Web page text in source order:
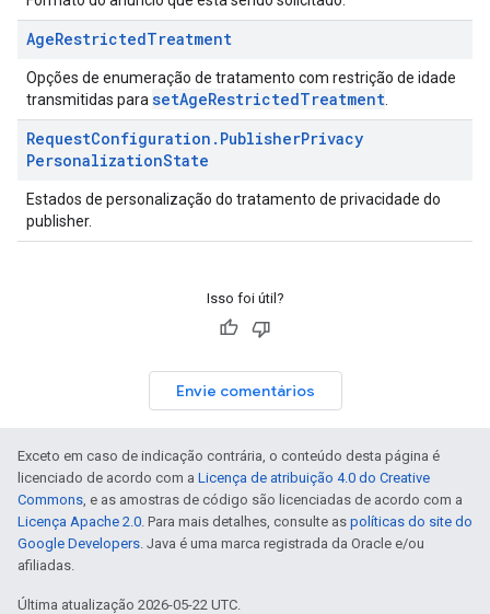
AgeRestrictedTreatment
Opções de enumeração de tratamento com restrição de idade
transmitidas para setAgeRestrictedTreatment
RequestConfiguration . PublisherPrivacy
PersonalizationState
Estados de personalização do tratamento de privacidade do
publisher.
Isso foi útil?
Envie comentários
Exceto em caso de indicação contrária, o conteúdo desta página é
licenciado de acordo com a Licença de atribuição 4.0 do Creative
Commons, e as amostras de código são licenciadas de acordo com a
Licença Apache 2.0. Para mais detalhes, consulte as políticas do site do
Google Developers. Java é uma marca registrada da Oracle e/ou
afiliadas.
Última atualização 2026-05-22 UTC.